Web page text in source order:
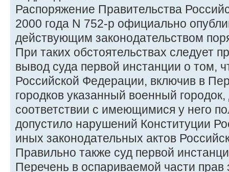
Распоряжение Правительства
2000 года N 752-р официально
действующим законодательством
При таких обстоятельствах следует
вывод суда первой инстанции о том,
Российской Федерации, включив в
городков указанный военный
соответствии с имеющимися у него
допустило нарушений Конституции
иных законодательных актов
Правильно также суд первой
Перечень в оспариваемой части прав